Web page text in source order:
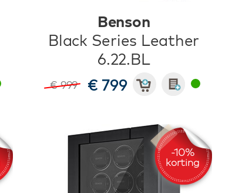
Benson
Black Series Leather
6.22.BL
€ 999 € 799